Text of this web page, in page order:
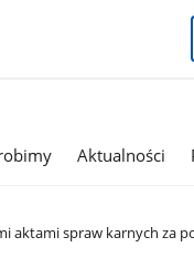
Aktualności
aktami spraw karnych za